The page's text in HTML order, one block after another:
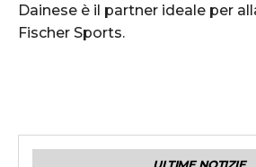
Dainese è il partner ideale per
Fischer Sports.
ULTIME NOTIZIE